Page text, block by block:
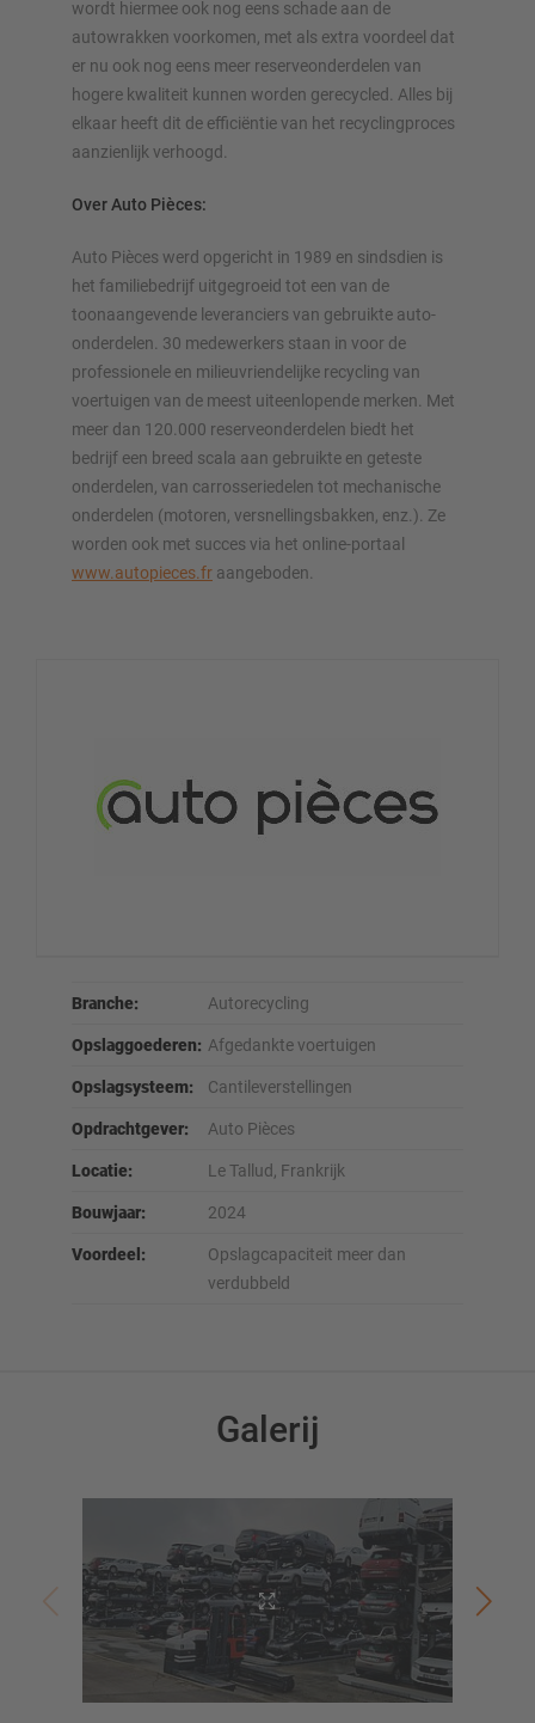
wordt hiermee ook nog eens schade aan de
autowrakken voorkomen, met als extra voordeel dat
er nu ook nog eens meer reserveonderdelen van
hogere kwaliteit kunnen worden gerecycled. Alles bij
elkaar heeft dit de efficiëntie van het recyclingproces
aanzienlijk verhoogd.
Over Auto Pièces:
Auto Pièces werd opgericht in 1989 en sindsdien is
het familiebedrijf uitgegroeid tot een van de
toonaangevende leveranciers van gebruikte auto-
onderdelen. 30 medewerkers staan in voor de
professionele en milieuvriendelijke recycling van
voertuigen van de meest uiteenlopende merken. Met
meer dan 120.000 reserveonderdelen biedt het
bedrijf een breed scala aan gebruikte en geteste
onderdelen, van carrosseriedelen tot mechanische
onderdelen (motoren, versnellingsbakken, enz.). Ze
worden ook met succes via het online-portaal
www.autopieces.fr aangeboden.
Branche: Autorecycling
Opslaggoederen: Afgedankte voertuigen
Opslagsysteem: Cantileverstellingen
Opdrachtgever: Auto Pièces
Locatie: Le Tallud, Frankrijk
Bouwjaar: 2024
Voordeel:
Opslagcapaciteit meer dan
verdubbeld
Galerij